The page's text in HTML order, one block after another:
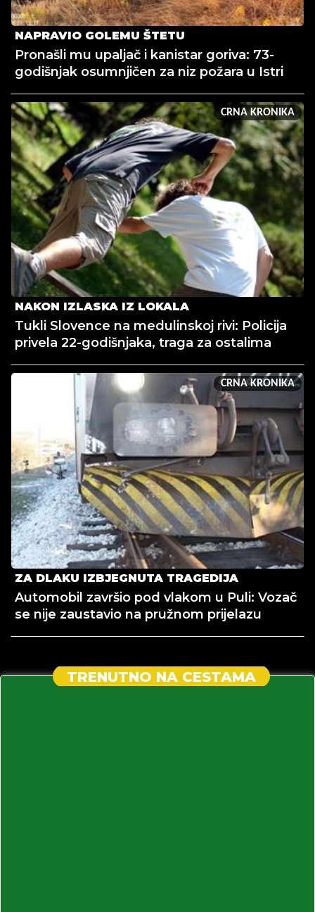
NAPRAVIO GOLEMU ŠTETU
Pronašli mu upaljač i kanistar goriva: 73-
godišnjak osumnjičen za niz požara u Istri
CRNA KRONIKA
NAKON IZLASKA IZ LOKALA
Tukli Slovence na medulinskoj rivi: Policija
privela 22-godišnjaka, traga za ostalima
CRNA KRONIKA
ZA DLAKU IZBJEGNUTA TRAGEDIJA
Automobil završio pod vlakom u Puli: Vozač
se nije zaustavio na pružnom prijelazu
TRENUTNO NA CESTAMA